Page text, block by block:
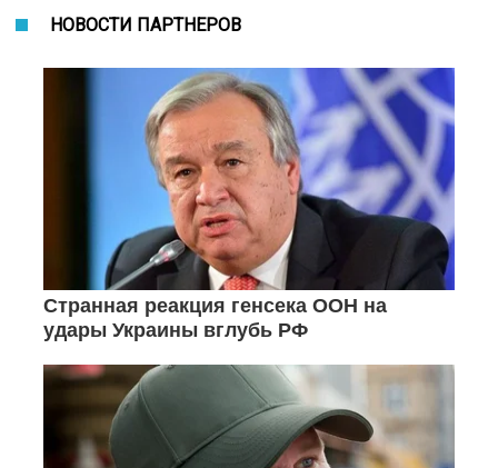
НОВОСТИ ПАРТНЕРОВ